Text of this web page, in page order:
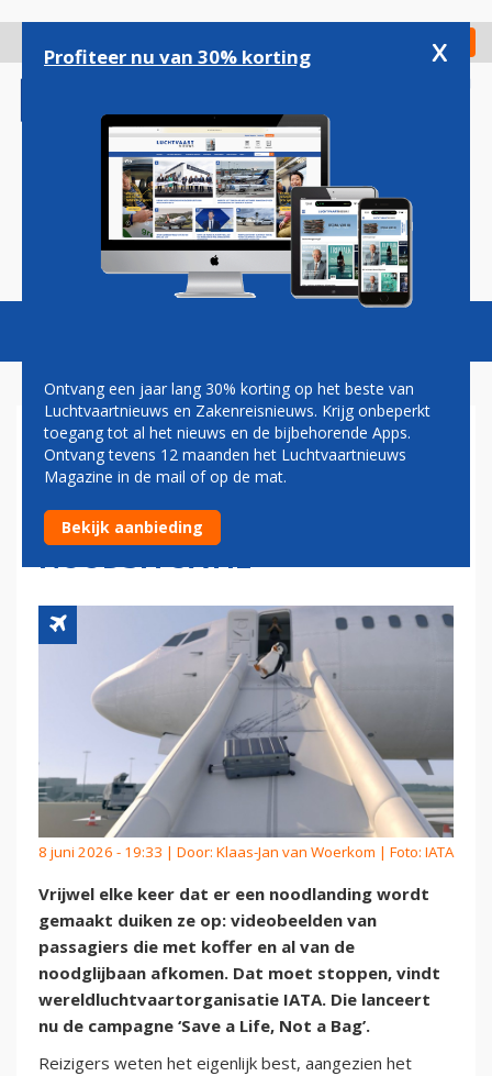
gaan
Check in
Magazine Podcasts Vacatures
IATA KOMT MET CAMPAGNE
VOOR REIZIGERS: 'LAAT
HANDBAGAGE ACHTER IN EEN
NOODSITUATIE'
8 juni 2026 - 19:33 | Door: Klaas-Jan van Woerkom | Foto: IATA
Vrijwel elke keer dat er een noodlanding wordt
gemaakt duiken ze op: videobeelden van
passagiers die met koffer en al van de
noodglijbaan afkomen. Dat moet stoppen, vindt
wereldluchtvaartorganisatie IATA. Die lanceert
nu de campagne ‘Save a Life, Not a Bag’.
Reizigers weten het eigenlijk best, aangezien het
Profiteer nu van 30% korting x
Ontvang een jaar lang 30% korting op het beste van
Luchtvaartnieuws en Zakenreisnieuws. Krijg onbeperkt
toegang tot al het nieuws en de bijbehorende Apps.
Ontvang tevens 12 maanden het Luchtvaartnieuws
Magazine in de mail of op de mat.
Bekijk aanbieding